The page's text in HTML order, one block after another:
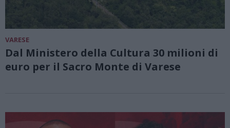
VARESE
Dal Ministero della Cultura 30 milioni di
euro per il Sacro Monte di Varese